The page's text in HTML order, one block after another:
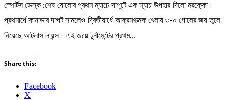
স্পোর্টস ডেস্ক :শেষ ষোলোর প্রথম ম্যাচে দাপুটে এক ম্যাচ উপহার দিলো মরক্কো।
প্রথমার্ধে কানাডার দাপট সামলেও দ্বিতীয়ার্ধে আক্রমণাত্মক খেলায় ৩-০ গোলের জয় তুলে
নিয়েছে আটলাস লায়ন্স। এই জয়ে টুর্নামেন্টের প্রথম…
Share this:
Facebook
X